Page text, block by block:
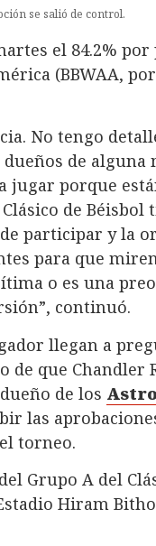
se salió de control.
el 84.2%
(BBWAA,
No tengo
dueños de
porque
de
participar y la
para que
o es una
continuó.
llegan a
de que Chandler
de los
las
torneo.
Grupo A del
Hiram